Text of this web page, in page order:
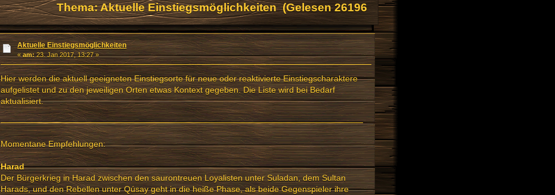
Thema: Aktuelle Einstiegsmöglichkeiten (Gelesen 26196
Aktuelle Einstiegsmöglichkeiten
«am:23. Jan 2017, 13:27 »
Hier werden die aktuell geeigneten Einstiegsorte für neue oder reaktivierte Einstiegscharaktere
aufgelistet und zu den jeweiligen Orten etwas Kontext gegeben. Die Liste wird bei Bedarf
aktualisiert.
Momentane Empfehlungen:
Harad
Der Bürgerkrieg in Harad zwischen den saurontreuen Loyalisten unter Suladan, dem Sultan
Harads, und den Rebellen unter Qúsay geht in die heiße Phase, als beide Gegenspieler ihre